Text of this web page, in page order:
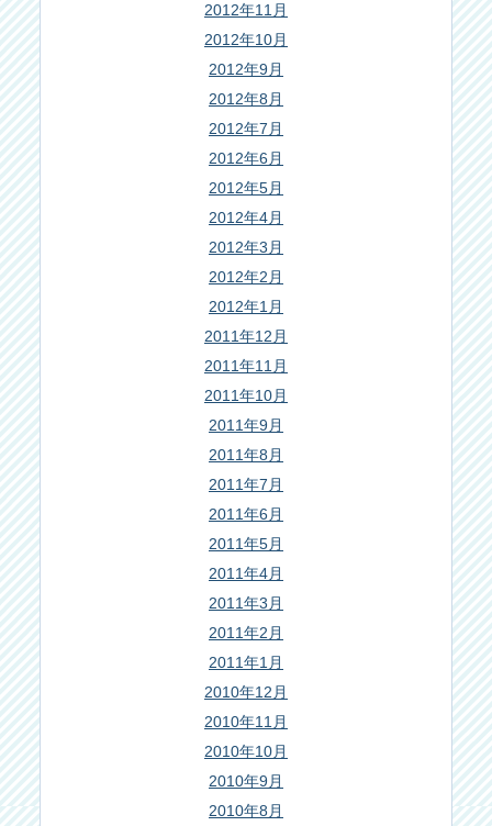
2012年11月
2012年10月
2012年9月
2012年8月
2012年7月
2012年6月
2012年5月
2012年4月
2012年3月
2012年2月
2012年1月
2011年12月
2011年11月
2011年10月
2011年9月
2011年8月
2011年7月
2011年6月
2011年5月
2011年4月
2011年3月
2011年2月
2011年1月
2010年12月
2010年11月
2010年10月
2010年9月
2010年8月